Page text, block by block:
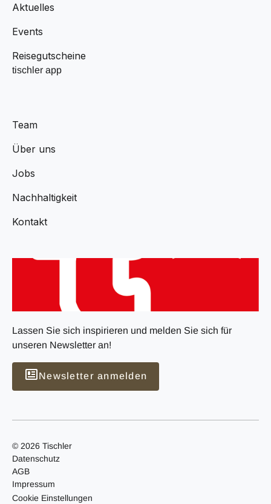
Aktuelles
Events
Reisegutscheine
tischler app
Team
Über uns
Jobs
Nachhaltigkeit
Kontakt
Lassen Sie sich inspirieren und melden Sie sich für
unseren Newsletter an!
Newsletter anmelden
© 2026 Tischler
Datenschutz
AGB
Impressum
Cookie Einstellungen